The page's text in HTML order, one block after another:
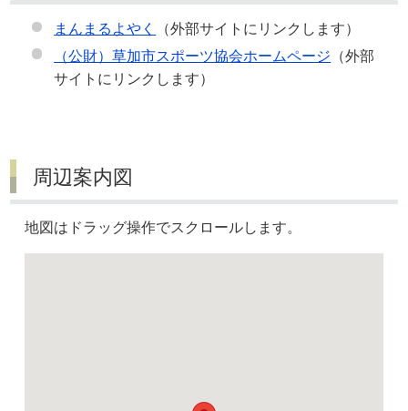
まんまるよやく
（外部サイトにリンクします）
（公財）草加市スポーツ協会ホームページ （外部
サイトにリンクします）
周辺案内図
地図はドラッグ操作でスクロールします。